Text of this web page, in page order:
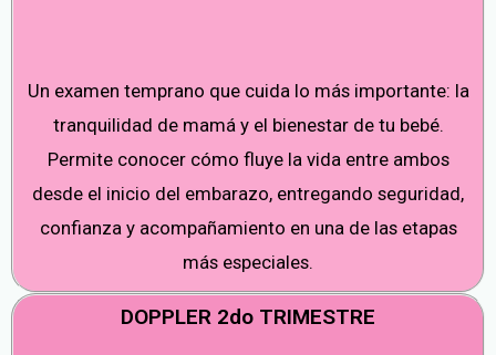
Un examen temprano que cuida lo más importante: la
tranquilidad de mamá y el bienestar de tu bebé.
Permite conocer cómo fluye la vida entre ambos
desde el inicio del embarazo, entregando seguridad,
confianza y acompañamiento en una de las etapas
más especiales.
DOPPLER 2do TRIMESTRE